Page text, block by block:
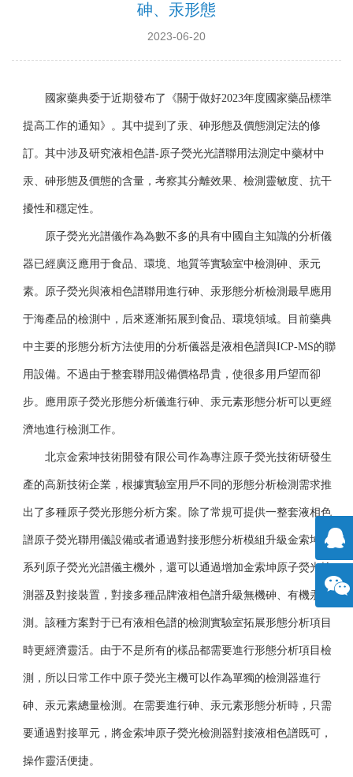
砷、汞形態
2023-06-20
國家藥典委于近期發布了《關于做好2023年度國家藥品標準
提高工作的通知》。其中提到了汞、砷形態及價態測定法的修
訂。其中涉及研究液相色譜-原子熒光光譜聯用法測定中藥材中
汞、砷形態及價態的含量，考察其分離效果、檢測靈敏度、抗干
擾性和穩定性。
原子熒光光譜儀作為為數不多的具有中國自主知識的分析儀
器已經廣泛應用于食品、環境、地質等實驗室中檢測砷、汞元
素。原子熒光與液相色譜聯用進行砷、汞形態分析檢測最早應用
于海產品的檢測中，后來逐漸拓展到食品、環境領域。目前藥典
中主要的形態分析方法使用的分析儀器是液相色譜與ICP-MS的聯
用設備。不過由于整套聯用設備價格昂貴，使很多用戶望而卻
步。應用原子熒光形態分析儀進行砷、汞元素形態分析可以更經
濟地進行檢測工作。
北京金索坤技術開發有限公司作為專注原子熒光技術研發生
產的高新技術企業，根據實驗室用戶不同的形態分析檢測需求推
出了多種原子熒光形態分析方案。除了常規可提供一整套液相色
譜原子熒光聯用儀設備或者通過對接形態分析模組升級金索坤 SK
系列原子熒光光譜儀主機外，還可以通過增加金索坤原子熒光檢
測器及對接裝置，對接多種品牌液相色譜升級無機砷、有機汞檢
測。該種方案對于已有液相色譜的檢測實驗室拓展形態分析項目
時更經濟靈活。由于不是所有的樣品都需要進行形態分析項目檢
測，所以日常工作中原子熒光主機可以作為單獨的檢測器進行
砷、汞元素總量檢測。在需要進行砷、汞元素形態分析時，只需
要通過對接單元，將金索坤原子熒光檢測器對接液相色譜既可，
操作靈活便捷。
擊咨
詢
方微